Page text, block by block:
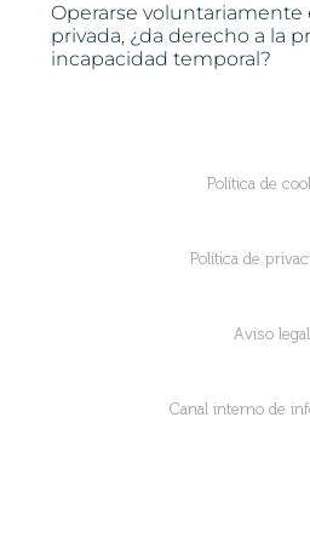
Operarse voluntariamente
privada, ¿da derecho a la
incapacidad temporal?
Política de
Política de
Aviso legal
Canal interno de